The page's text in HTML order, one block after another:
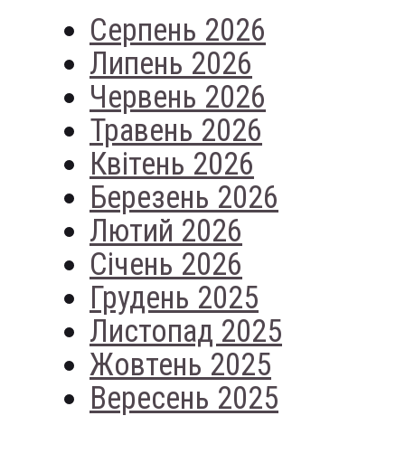
Серпень 2026
Липень 2026
Червень 2026
Травень 2026
Квітень 2026
Березень 2026
Лютий 2026
Січень 2026
Грудень 2025
Листопад 2025
Жовтень 2025
Вересень 2025